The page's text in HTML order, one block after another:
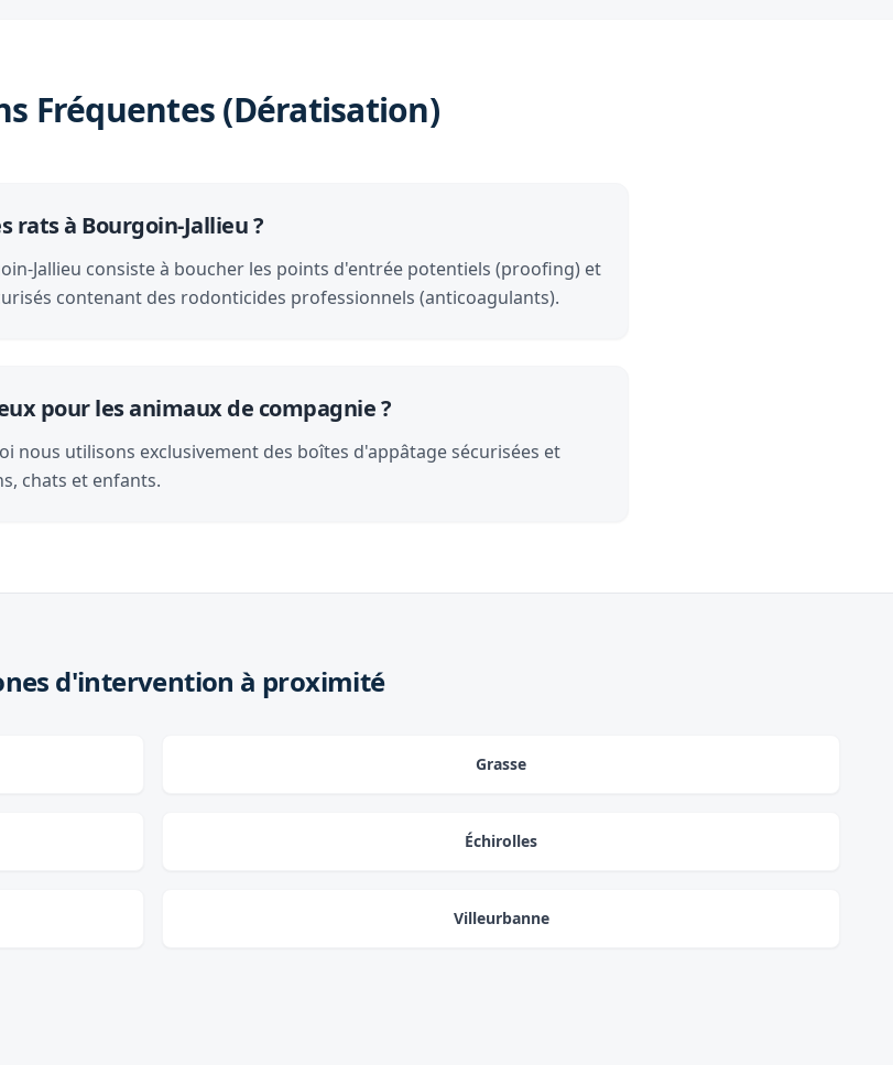
Fréquentes (Dératisation)
rats à Bourgoin-Jallieu ?
Jallieu consiste à boucher les points d'entrée potentiels (proofing) et
contenant des rodonticides professionnels (anticoagulants).
pour les animaux de compagnie ?
nous utilisons exclusivement des boîtes d'appâtage sécurisées et
chats et enfants.
d'intervention à proximité
Grasse
Échirolles
Villeurbanne